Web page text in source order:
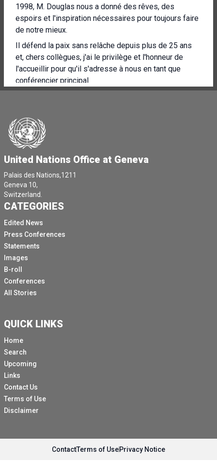
1998, M. Douglas nous a donné des rêves, des
espoirs et l'inspiration nécessaires pour toujours faire
de notre mieux.
Il défend la paix sans relâche depuis plus de 25 ans
et, chers collègues, j'ai le privilège et l'honneur de
l'accueillir pour qu'il s'adresse à nous en tant que
conférencier principal.
Le président Axon, le secrétaire général Chong Gong,
le directeur général Alaboya, l'ambassadeur Ratre,
conférencier, Manicure, les parlementaires distingués,
les artisans de la paix et les fonctionnaires, merci.
Merci pour votre généreuse invitation et votre accueil
chaleureux.
Mais surtout, merci pour tout le travail extraordinaire
que vous accomplissez au nom de nos démocraties.
Debout devant vous, je suis profondément touché et
reconnaissant.
Certains d'entre vous me connaissent peut-être en tant
que militant, d'autres en tant qu'acteur, mais il y a 60
ans, j'étais simplement étudiant, et à l'époque, un
philosophe, architecte et inventeur du nom de
Fuller nous a exhortés à imaginer notre monde comme
un vaisseau partagé, le Spaceship Earth.
C'est lui qui l'a appelé.
Un engin fragile qui traverse le cosmos sans
passagers, seulement un équipage.
Nous tous, toute l'humanité est également
responsable de ses soins.
guerre, l'inégalité et l'exploitation de l'environnement,
n'étaient pas inévitables.
United Nations Office at Geneva
Palais des Nations,1211
Geneva 10,
Switzerland.
CATEGORIES
Edited News
Press Conferences
Statements
Images
B-roll
Conferences
All Stories
QUICK LINKS
Home
Search
Upcoming
Links
Contact Us
Terms of Use
Disclaimer
ContactTerms of UsePrivacy Notice